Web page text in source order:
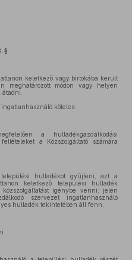
§
keletkező vagy birtokába került
meghatározott módon vagy helyen
köteles:
a hulladékgazdálkodási
a Közszolgáltató számára
hulladékot gyűjteni, azt a
keletkező települési hulladék
igénybe venni; jelen
szervezet ingatlanhasználó
hulladék tekintetében áll fenn,